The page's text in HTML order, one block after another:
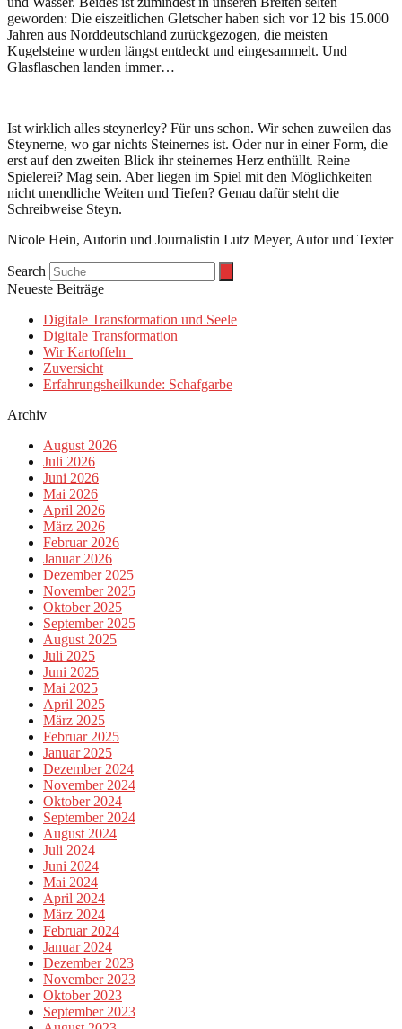
geworden: Die eiszeitlichen Gletscher haben sich vor 12 bis 15.000
Jahren aus Norddeutschland zurückgezogen, die meisten
Kugelsteine wurden längst entdeckt und eingesammelt. Und
Glasflaschen landen immer…
Ist wirklich alles steynerley? Für uns schon. Wir sehen zuweilen das
Steynerne, wo gar nichts Steinernes ist. Oder nur in einer Form, die
erst auf den zweiten Blick ihr steinernes Herz enthüllt. Reine
Spielerei? Mag sein. Aber liegen im Spiel mit den Möglichkeiten
nicht unendliche Weiten und Tiefen? Genau dafür steht die
Schreibweise Steyn.
Nicole Hein, Autorin und Journalistin Lutz Meyer, Autor und Texter
Search
Neueste Beiträge
Digitale Transformation und Seele
Digitale Transformation
Wir Kartoffeln
Zuversicht
Erfahrungsheilkunde: Schafgarbe
Archiv
August 2026
Juli 2026
Juni 2026
Mai 2026
April 2026
März 2026
Februar 2026
Januar 2026
Dezember 2025
November 2025
Oktober 2025
September 2025
August 2025
Juli 2025
Juni 2025
Mai 2025
April 2025
März 2025
Februar 2025
Januar 2025
Dezember 2024
November 2024
Oktober 2024
September 2024
August 2024
Juli 2024
Juni 2024
Mai 2024
April 2024
März 2024
Februar 2024
Januar 2024
Dezember 2023
November 2023
Oktober 2023
September 2023